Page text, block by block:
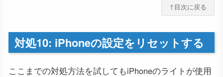
↑目次に戻る
対処10: iPhoneの設定をリセットする
ここまでの対処方法を試してもiPhoneのライトが使用